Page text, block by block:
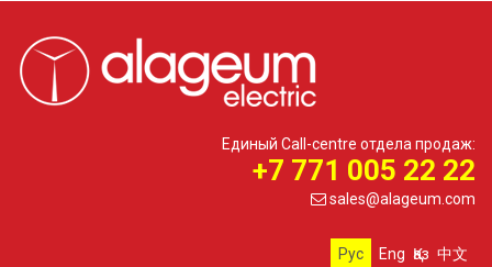
Единый Call-centre отдела продаж:
+7 771 005 22 22
sales@alageum.com
Рус Eng Қаз 中文